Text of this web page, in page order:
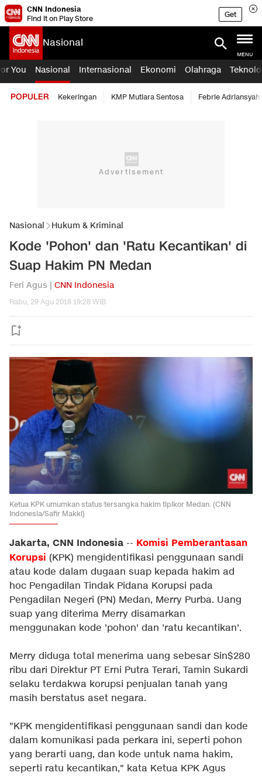
CNN Indonesia
Find it on Play Store
Get
Nasional
MENU
You Nasional Internasional Ekonomi Olahraga
POPULER Kekeringan KMP Mutiara Sentosa Febrie Adriansyah
Nasional Hukum & Kriminal
Kode 'Pohon' dan 'Ratu Kecantikan' di
Suap Hakim PN Medan
Feri Agus | CNN Indonesia
Rabu, 29 Agu 2018 19:28 WIB
Ketua KPK umumkan status tersangka hakim tipikor Medan. (CNN
Indonesia/Safir Makki)
Jakarta, CNN Indonesia -- Komisi Pemberantasan
Korupsi (KPK) mengidentifikasi penggunaan sandi
atau kode dalam dugaan suap kepada hakim ad
hoc Pengadilan Tindak Pidana Korupsi pada
Pengadilan Negeri (PN) Medan, Merry Purba. Uang
suap yang diterima Merry disamarkan
menggunakan kode 'pohon' dan 'ratu kecantikan'.
Merry diduga total menerima uang sebesar Sin$280
ribu dari Direktur PT Erni Putra Terari, Tamin Sukardi
selaku terdakwa korupsi penjualan tanah yang
masih berstatus aset negara.
"KPK mengidentifikasi penggunaan sandi dan kode
dalam komunikasi pada perkara ini, seperti pohon
yang berarti uang, dan kode untuk nama hakim,
seperti ratu kecantikan," kata Ketua KPK Agus